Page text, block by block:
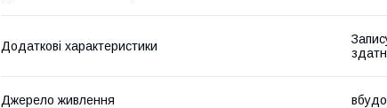
Додаткові характеристики
Джерело живлення